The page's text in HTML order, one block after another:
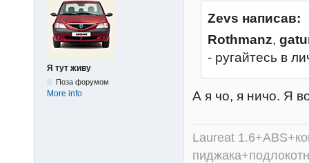
Я тут живу
Поза форумом
More info
Zevs написав:
Rothmanz,
- ругайтесь в
А я чо, я ничо. Я
Laureat